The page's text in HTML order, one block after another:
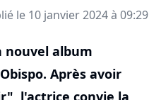
le 10 janvier 2024 à 09:29
nouvel album
Après avoir
l'actrice convie la